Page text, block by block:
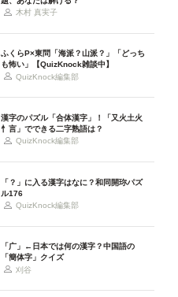
木村 真実子
ふくらP×東問「海派？山派？」「どっち
も怖い」【QuizKnock雑談中】
QuizKnock編集部
漢字のパズル「合体漢字」！「又火土火
忄言」でできる二字熟語は？
QuizKnock編集部
「？」に入る漢字はなに？和同開珎パズ
ル176
QuizKnock編集部
「广」←日本では何の漢字？中国語の
「簡体字」クイズ
刈谷